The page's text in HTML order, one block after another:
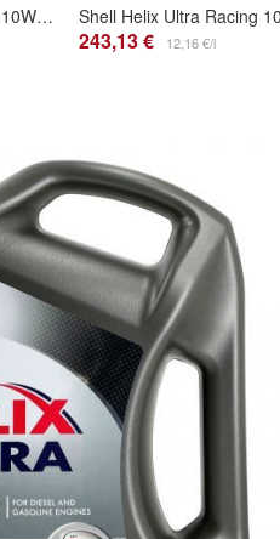
Shell Helix Ultra Racing 10W-60 6x1 Liter
243,13 € 12,16 €/l